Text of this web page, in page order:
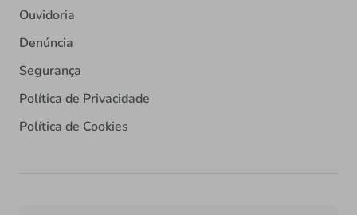
Ouvidoria
Denúncia
Segurança
Política de Privacidade
Política de Cookies